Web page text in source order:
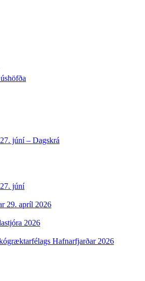
júní – Dagskrá
júní
29. apríl 2026
2026
Hafnarfjarðar 2026